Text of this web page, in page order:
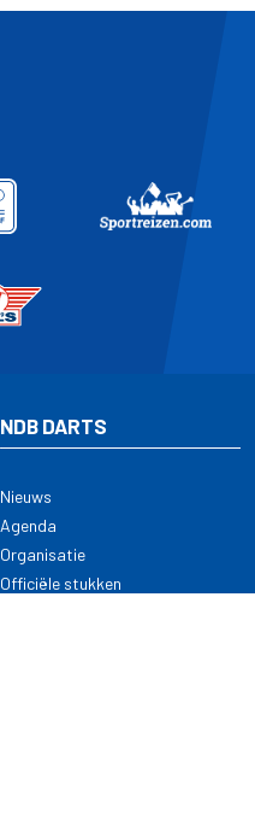
NDB DARTS
Nieuws
Agenda
Organisatie
Officiële stukken